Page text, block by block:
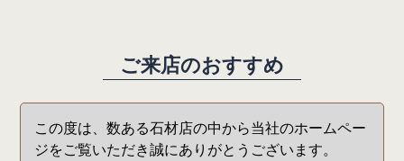
ご来店のおすすめ
この度は、数ある石材店の中から当社のホームペー
ジをご覧いただき誠にありがとうございます。